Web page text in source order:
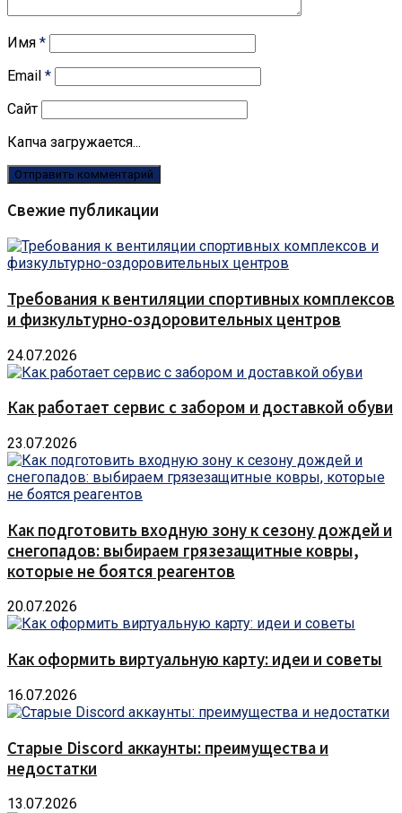
Имя *
Email *
Сайт
Капча загружается...
Свежие публикации
Требования к вентиляции спортивных комплексов
и физкультурно-оздоровительных центров
24.07.2026
Как работает сервис с забором и доставкой обуви
23.07.2026
Как подготовить входную зону к сезону дождей и
снегопадов: выбираем грязезащитные ковры,
которые не боятся реагентов
20.07.2026
Как оформить виртуальную карту: идеи и советы
16.07.2026
Старые Discord аккаунты: преимущества и
недостатки
13.07.2026